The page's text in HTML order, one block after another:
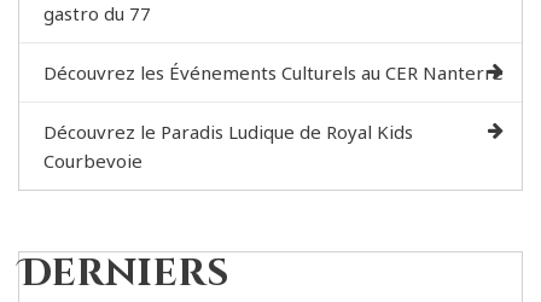
gastro du 77
Découvrez les Événements Culturels au CER Nanterre
Découvrez le Paradis Ludique de Royal Kids
Courbevoie
Derniers